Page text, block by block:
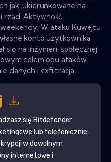
jak: ukierunkowane na
rząd. Aktywność
weekendy. W ataku Kuwejtu
konto użytkownika.
się na inżynierii społecznej
celem obu ataków
danych i exfiltracja
się Bitdefender
lub telefonicznie.
w dowolnym
internetowe i